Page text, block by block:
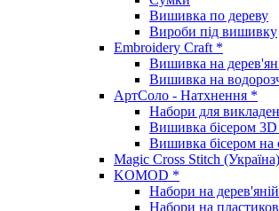
Вишивка по дереву
Вироби під вишивку
Embroidery Craft *
Вишивка на
Вишивка на
АртСоло - Натхнення *
Набори для
Вишивка бісером
Вишивка бісером на
Magic Cross Stitch (Україна)
KOMOD *
Набори на
Набори на